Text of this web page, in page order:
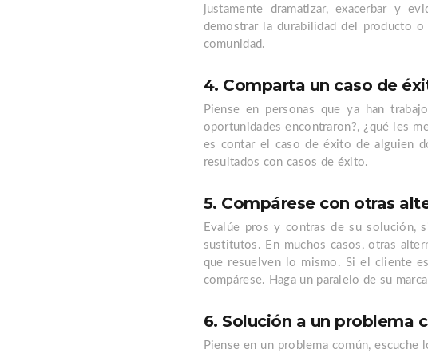
justamente dramatizar, exacerbar y
demostrar la durabilidad del producto
comunidad.
4. Comparta un caso de
Piense en personas que ya han
oportunidades encontraron?, ¿qué les
es contar el caso de éxito de alguien
resultados con casos de éxito.
5. Compárese con otras
Evalúe pros y contras de su solución,
sustitutos. En muchos casos, otras
que resuelven lo mismo. Si el cliente
compárese. Haga un paralelo de su
6. Solución a un problema
Piense en un problema común,